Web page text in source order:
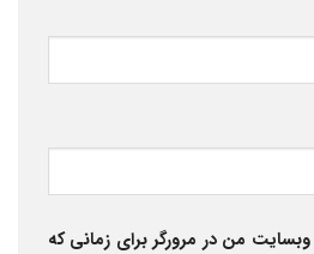
وبسایت من در مرورگر برای زمانی که